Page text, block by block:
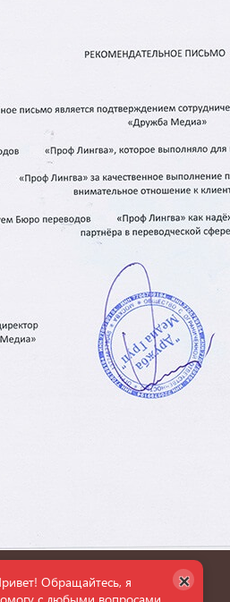
Пятницкая, дом 6/1,
660 36 24
Обращайтесь, я
×